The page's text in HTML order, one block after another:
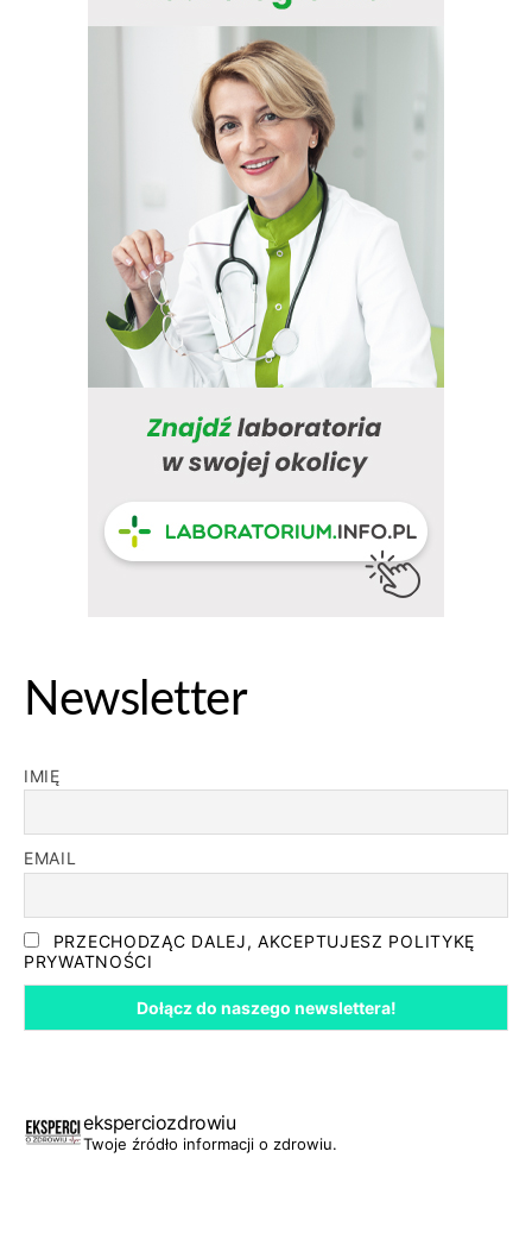
Newsletter
IMIĘ
EMAIL
PRZECHODZĄC DALEJ, AKCEPTUJESZ POLITYKĘ
PRYWATNOŚCI
eksperciozdrowiu
Twoje źródło informacji o zdrowiu.